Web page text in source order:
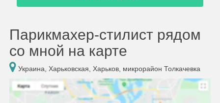
Парикмахер-стилист рядом
со мной на карте
Украина, Харьковская, Харьков, микрорайон Толкачевка